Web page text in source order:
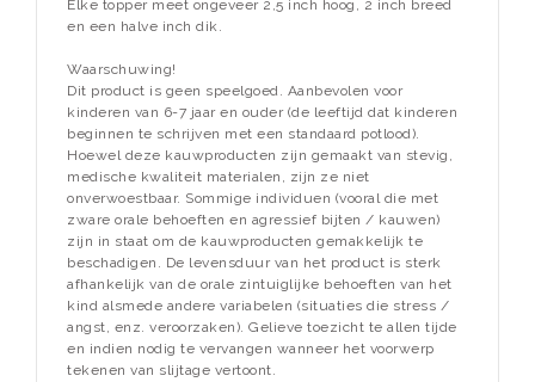
Elke topper meet ongeveer 2,5 inch hoog, 2 inch breed
en een halve inch dik.
Waarschuwing!
Dit product is geen speelgoed. Aanbevolen voor
kinderen van 6-7 jaar en ouder (de leeftijd dat kinderen
beginnen te schrijven met een standaard potlood).
Hoewel deze kauwproducten zijn gemaakt van stevig,
medische kwaliteit materialen, zijn ze niet
onverwoestbaar. Sommige individuen (vooral die met
zware orale behoeften en agressief bijten / kauwen)
zijn in staat om de kauwproducten gemakkelijk te
beschadigen. De levensduur van het product is sterk
afhankelijk van de orale zintuiglijke behoeften van het
kind alsmede andere variabelen (situaties die stress /
angst, enz. veroorzaken). Gelieve toezicht te allen tijde
en indien nodig te vervangen wanneer het voorwerp
tekenen van slijtage vertoont.